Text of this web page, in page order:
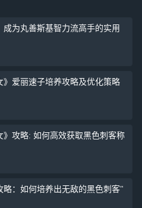
成为丸善斯基智力流高手的实用
》爱丽速子培养攻略及优化策略
》攻略: 如何高效获取黑色刺客称
略：如何培养出无敌的黑色刺客"